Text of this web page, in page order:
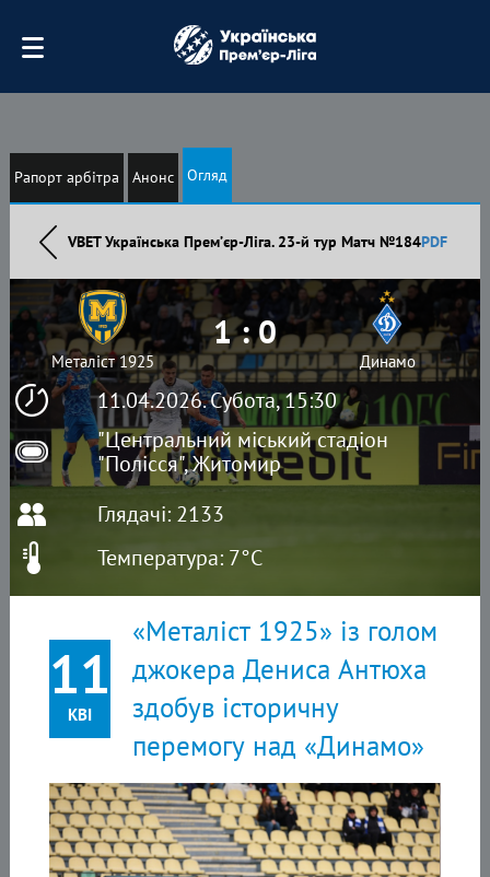
Рапорт арбітра Анонс Огляд
VBET Українська Премʼєр-Ліга. 23-й тур Матч №184PDF
11.04.2026. Субота, 15:30
"Центральний міський стадіон
"Полісся", Житомир
Металіст 1925
1 : 0
Динамо
Глядачі: 2133
Температура: 7°C
11
КВІ
«Металіст 1925» із голом
джокера Дениса Антюха
здобув історичну
перемогу над «Динамо»